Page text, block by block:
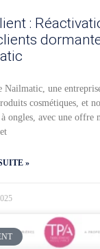
:
Nailmatic, une
cosmétiques, et
ongles, avec une offre
»